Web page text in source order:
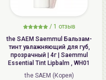
/ 1 отзыв
the SAEM Saemmul Бальзам-
тинт увлажняющий для губ,
прозрачный | 4г | Saemmul
Essential Tint Lipbalm , WH01
the SAEM (Корея)